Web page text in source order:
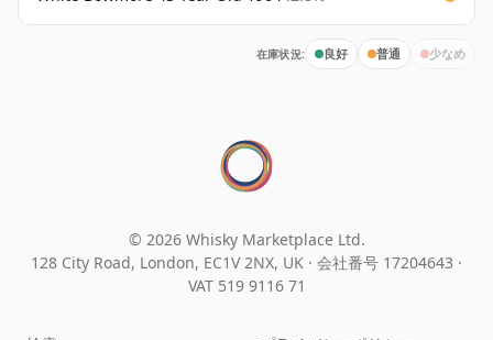
在庫状況: 良好 普通 少なめ
© 2026 Whisky Marketplace Ltd.
128 City Road, London, EC1V 2NX, UK · 会社番号 17204643 ·
VAT 519 9116 71